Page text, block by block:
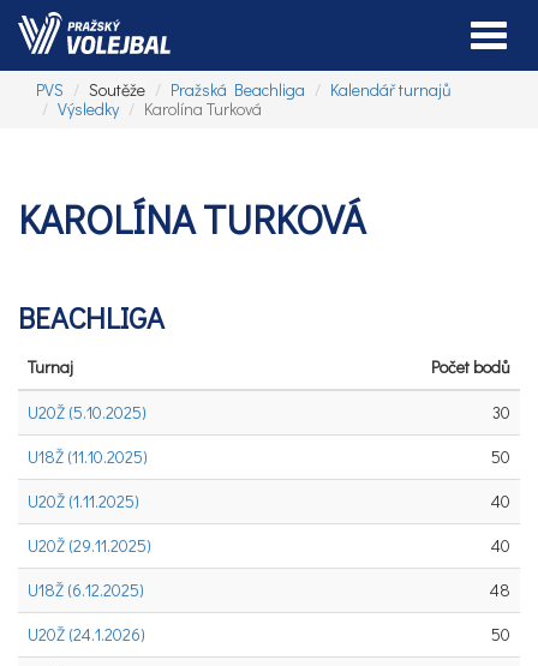
PVS Soutěže Pražská Beachliga
Kalendář turnajů
Výsledky
Karolína Turková
KAROLÍNA TURKOVÁ
BEACHLIGA
Turnaj
Počet bodů
U20Ž (5.10.2025)
30
U18Ž (11.10.2025)
50
U20Ž (1.11.2025)
40
U20Ž (29.11.2025)
40
U18Ž (6.12.2025)
48
U20Ž (24.1.2026)
50